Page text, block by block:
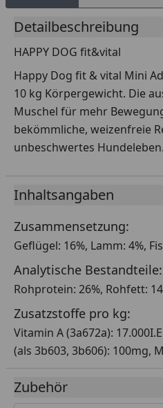
Detailbeschreibung
HAPPY DOG fit&vital
Happy Dog fit & vital Mini
10 kg Körpergewicht. Die
Muschel für mehr
bekömmliche, weizenfreie
unbeschwertes Hundeleben.
Inhaltsangaben
Zusammensetzung:
Geflügel: 16%, Lamm: 4%,
Analytische Bestandteile:
Rohprotein: 26%, Rohfett:
Zusatzstoffe pro kg:
Vitamin A (3a672a):
(als 3b603, 3b606): 100mg,
Zubehör